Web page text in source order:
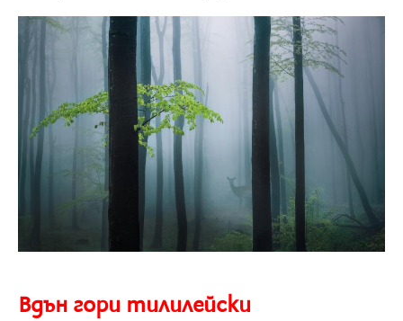
Вдън гори тилилейски